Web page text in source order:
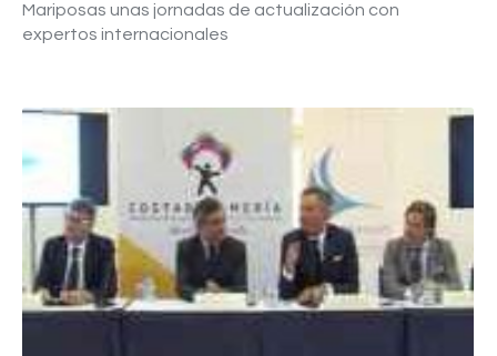
Mariposas unas jornadas de actualización con
expertos internacionales